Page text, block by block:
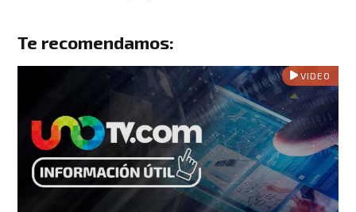
Te recomendamos:
VIDEO